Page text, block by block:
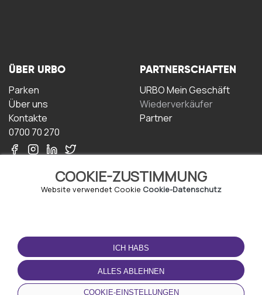
COOKIE-ZUSTIMMUNG
Website verwendet Cookie Cookie-Datenschutz
ICH HABS
ALLES ABLEHNEN
COOKIE-EINSTELLUNGEN
ÜBER URBO
Parken
Über uns
Kontakte
0700 70 270
PARTNERSCHAFTEN
URBO Mein Geschäft
Wiederverkäufer
Partner
NUTZUNGSBEDINGUNGEN
Geschäftsbedingungen
Datenschutz-
Bestimmungen
Cookie-Richtlinie
LADEN SIE DIE APP
HERUNTER